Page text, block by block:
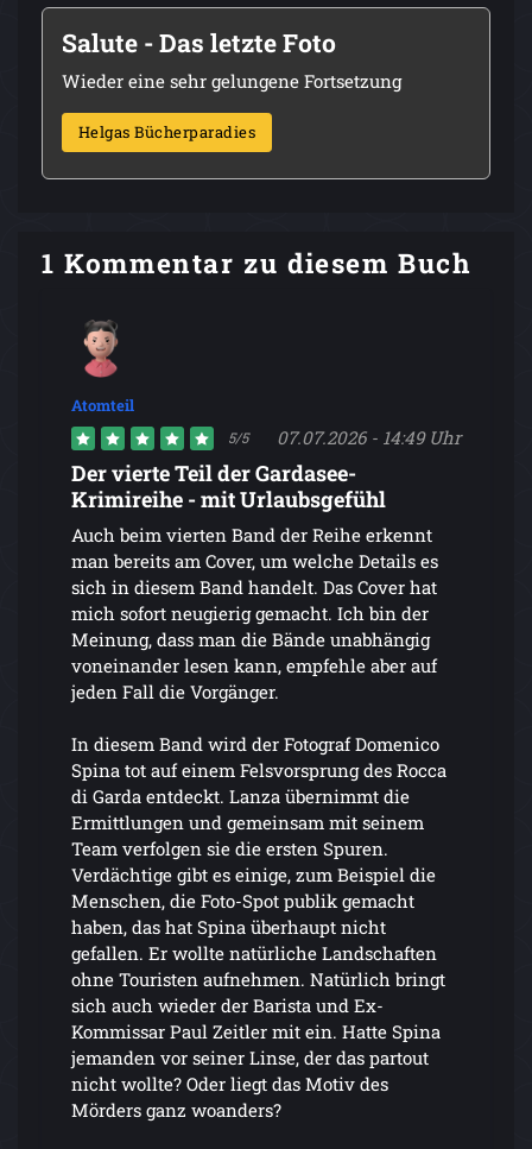
Salute - Das letzte Foto
Wieder eine sehr gelungene Fortsetzung
Helgas Bücherparadies
1 Kommentar zu diesem Buch
Atomteil
5/5 07.07.2026 - 14:49 Uhr
Der vierte Teil der Gardasee-
Krimireihe - mit Urlaubsgefühl
Auch beim vierten Band der Reihe erkennt
man bereits am Cover, um welche Details es
sich in diesem Band handelt. Das Cover hat
mich sofort neugierig gemacht. Ich bin der
Meinung, dass man die Bände unabhängig
voneinander lesen kann, empfehle aber auf
jeden Fall die Vorgänger.
In diesem Band wird der Fotograf Domenico
Spina tot auf einem Felsvorsprung des Rocca
di Garda entdeckt. Lanza übernimmt die
Ermittlungen und gemeinsam mit seinem
Team verfolgen sie die ersten Spuren.
Verdächtige gibt es einige, zum Beispiel die
Menschen, die Foto-Spot publik gemacht
haben, das hat Spina überhaupt nicht
gefallen. Er wollte natürliche Landschaften
ohne Touristen aufnehmen. Natürlich bringt
sich auch wieder der Barista und Ex-
Kommissar Paul Zeitler mit ein. Hatte Spina
jemanden vor seiner Linse, der das partout
nicht wollte? Oder liegt das Motiv des
Mörders ganz woanders?